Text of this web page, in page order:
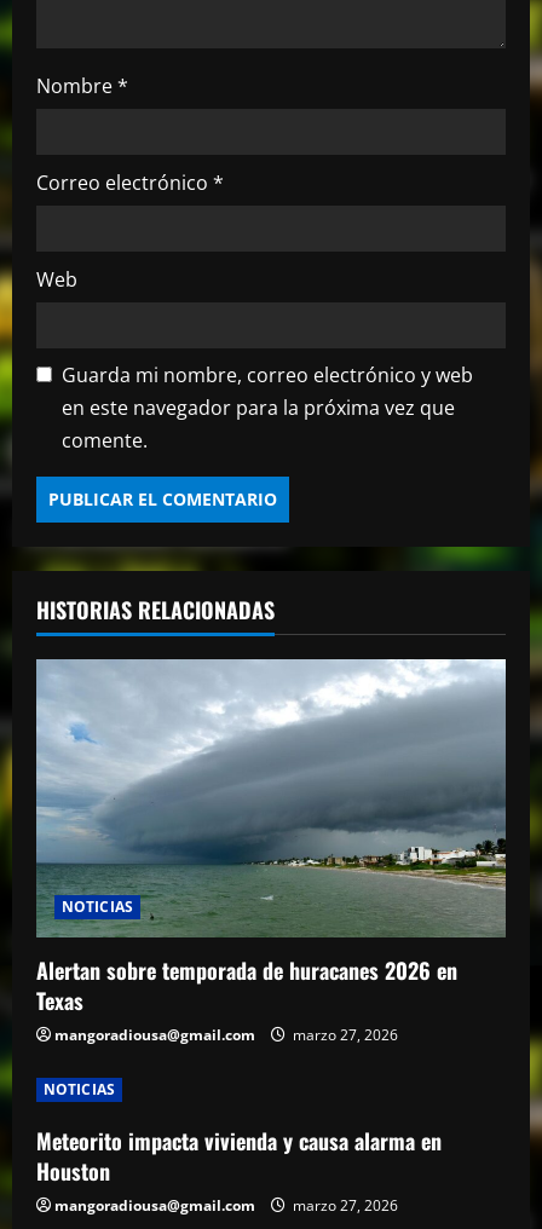
r
a
d
a
s
Nombre*
Correo electrónico *
Web
Guarda mi nombre, correo electrónico y web
en este navegador para la próxima vez que
comente.
HISTORIAS RELACIONADAS
NOTICIAS
Alertan sobre temporada de huracanes 2026 en
Texas
mangoradiousa@gmail.com marzo 27, 2026
NOTICIAS
Meteorito impacta vivienda y causa alarma en
Houston
mangoradiousa@gmail.com marzo 27, 2026